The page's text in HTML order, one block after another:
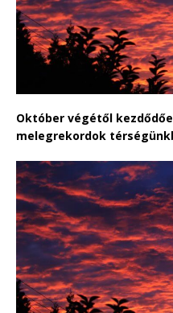
Október végétől
melegrekordok